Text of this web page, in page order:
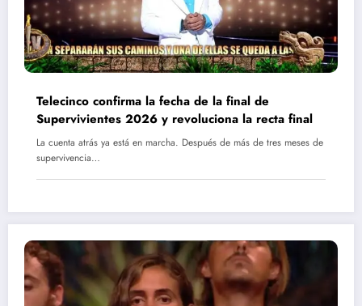
Telecinco confirma la fecha de la final de
Supervivientes 2026 y revoluciona la recta final
La cuenta atrás ya está en marcha. Después de más de tres meses de
supervivencia…